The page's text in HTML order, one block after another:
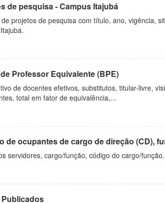
de pesquisa - Campus Itajubá
projetos de pesquisa com título, ano, vigência,
Professor Equivalente (BPE)
de docentes efetivos, substitutos, titular-livre,
total em fator de equivalência,...
de ocupantes de cargo de direção (CD),
servidores, cargo/função, código do cargo/função.